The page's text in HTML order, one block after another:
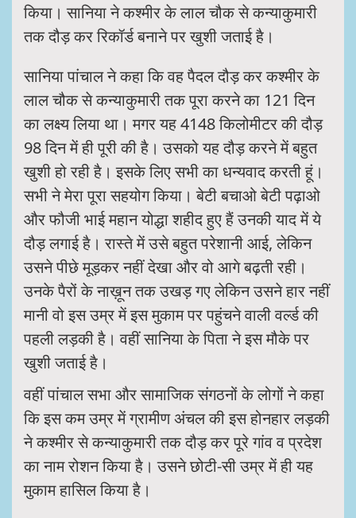
किया। सानिया ने कश्मीर के लाल चौक से कन्याकुमारी
तक दौड़ कर रिकॉर्ड बनाने पर खुशी जताई है।
सानिया पांचाल ने कहा कि वह पैदल दौड़ कर कश्मीर के
लाल चौक से कन्याकुमारी तक पूरा करने का 121 दिन
का लक्ष्य लिया था। मगर यह 4148 किलोमीटर की दौड़
98 दिन में ही पूरी की है। उसको यह दौड़ करने में बहुत
खुशी हो रही है। इसके लिए सभी का धन्यवाद करती हूं।
सभी ने मेरा पूरा सहयोग किया। बेटी बचाओ बेटी पढ़ाओ
और फौजी भाई महान योद्धा शहीद हुए हैं उनकी याद में ये
दौड़ लगाई है। रास्ते में उसे बहुत परेशानी आई, लेकिन
उसने पीछे मूड़कर नहीं देखा और वो आगे बढ़ती रही।
उनके पैरों के नाख़ून तक उखड़ गए लेकिन उसने हार नहीं
मानी वो इस उम्र में इस मुकाम पर पहुंचने वाली वर्ल्ड की
पहली लड़की है। वहीं सानिया के पिता ने इस मौके पर
खुशी जताई है।
वहीं पांचाल सभा और सामाजिक संगठनों के लोगों ने कहा
कि इस कम उम्र में ग्रामीण अंचल की इस होनहार लड़की
ने कश्मीर से कन्याकुमारी तक दौड़ कर पूरे गांव व प्रदेश
का नाम रोशन किया है। उसने छोटी-सी उम्र में ही यह
मुकाम हासिल किया है।